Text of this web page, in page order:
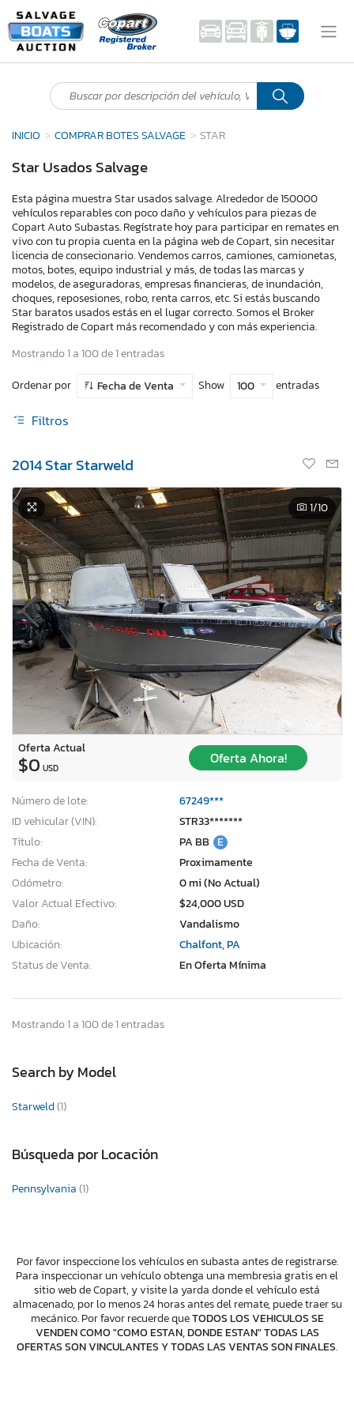
INICIO COMPRAR BOTES SALVAGE STAR
Star Usados Salvage
Esta página muestra Star usados salvage. Alrededor de 150000
vehículos reparables con poco daño y vehículos para piezas de
Copart Auto Subastas. Regístrate hoy para participar en remates en
vivo con tu propia cuenta en la página web de Copart, sin necesitar
licencia de consecionario. Vendemos carros, camiones, camionetas,
motos, botes, equipo industrial y más, de todas las marcas y
modelos, de aseguradoras, empresas financieras, de inundación,
choques, reposesiones, robo, renta carros, etc. Si estás buscando
Star baratos usados estás en el lugar correcto. Somos el Broker
Registrado de Copart más recomendado y con más experiencia.
Mostrando 1 a 100 de 1 entradas
Ordenar por
Fecha de Venta Show 100 entradas
Filtros
2014 Star Starweld
1/10
Oferta Actual
$0 USD
Oferta Ahora!
Número de lote:
67249***
ID vehicular (VIN):
STR33*******
Título:
PA BB E
Fecha de Venta:
Proximamente
Odómetro:
0 mi (No Actual)
Valor Actual Efectivo:
$24,000 USD
Daño:
Vandalismo
Ubicación:
Chalfont, PA
Status de Venta:
En Oferta Mínima
Mostrando 1 a 100 de 1 entradas
Search by Model
Starweld(1)
Búsqueda por Locación
Pennsylvania(1)
Por favor inspeccione los vehículos en subasta antes de registrarse.
Para inspeccionar un vehículo obtenga una membresia gratis en el
sitio web de Copart, y visite la yarda donde el vehículo está
almacenado, por lo menos 24 horas antes del remate, puede traer su
mecánico. Por favor recuerde queTODOS LOS VEHICULOS SE
VENDEN COMO "COMO ESTAN, DONDE ESTAN" TODAS LAS
OFERTAS SON VINCULANTES Y TODAS LAS VENTAS SON FINALES.